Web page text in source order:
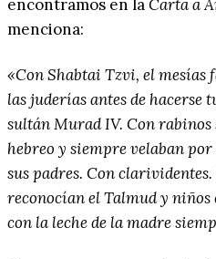
encontramos en laCarta a
menciona:
«Con Shabtai Tzvi, el mesías
las juderías antes de hacerse
sultán Murad IV. Con rabinos
hebreo y siempre velaban
sus padres. Con
reconocían el Talmud y
con la leche de la madre